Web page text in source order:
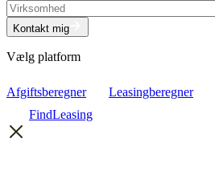
Kontakt mig
Vælg platform
Afgiftsberegner Leasingberegner
FindLeasing